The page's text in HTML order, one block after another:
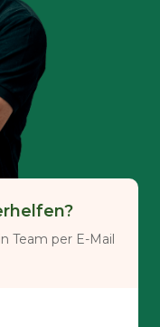
Team per E-Mail